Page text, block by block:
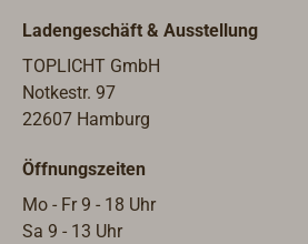
Ladengeschäft & Ausstellung
TOPLICHT GmbH
Notkestr. 97
22607 Hamburg
Öffnungszeiten
Mo - Fr 9 - 18 Uhr
Sa 9 - 13 Uhr